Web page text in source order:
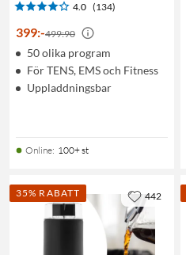
4.0 (134)
399:-499:90
50 olika program
För TENS, EMS och Fitness
Uppladdningsbar
Online: 100+ st
35% RABATT 442